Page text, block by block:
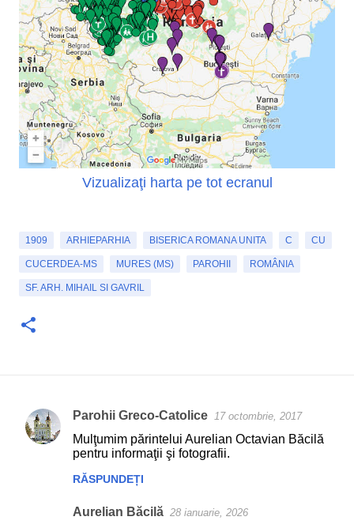
Vizualizaţi harta pe tot ecranul
1909 ARHIEPARHIA BISERICA ROMANA UNITA C CU
CUCERDEA-MS MURES (MS) PAROHII ROMÂNIA
SF. ARH. MIHAIL SI GAVRIL
C
Parohii Greco-Catolice 17 octombrie, 2017
Mulţumim părintelui Aurelian Octavian Băcilă
pentru informaţii şi fotografii.
RĂSPUNDEȚI
Aurelian Băcilă 28 ianuarie, 2026